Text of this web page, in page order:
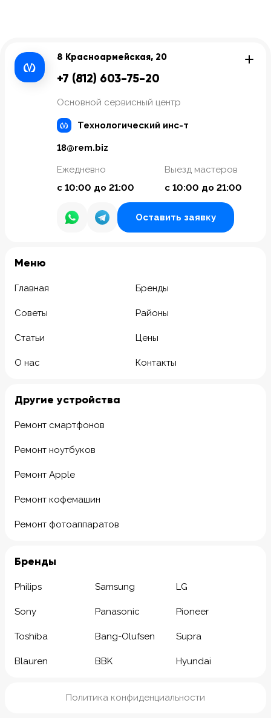
8 Красноармейская, 20
+7 (812) 603-75-20
Основной сервисный центр
Технологический инс-т
18@rem.biz
Ежедневно
с 10:00 до 21:00
Выезд мастеров
с 10:00 до 21:00
Оставить заявку
Meню
Главная Бренды
Советы Районы
Статьи Цены
О нас Контакты
Другие устройства
Ремонт смартфонов
Ремонт ноутбуков
Ремонт Apple
Ремонт кофемашин
Ремонт фотоаппаратов
Бренды
Philips Samsung LG
Sony Panasonic Pioneer
Toshiba Bang-Olufsen Supra
Blauren BBK Hyundai
Политика конфиденциальности